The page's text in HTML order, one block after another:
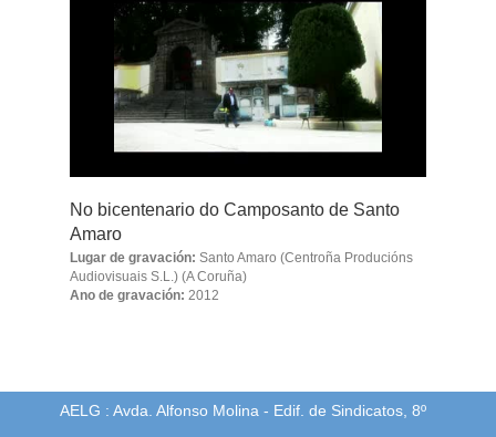
No bicentenario do Camposanto de Santo
Amaro
Lugar de gravación: Santo Amaro (Centroña Producións
Audiovisuais S.L.) (A Coruña)
Ano de gravación: 2012
AELG : Avda. Alfonso Molina - Edif. de Sindicatos, 8º